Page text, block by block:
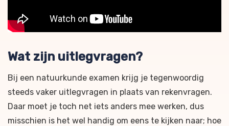
Wat zijn uitlegvragen?
Bij een natuurkunde examen krijg je tegenwoordig
steeds vaker uitlegvragen in plaats van rekenvragen.
Daar moet je toch net iets anders mee werken, dus
misschien is het wel handig om eens te kijken naar; hoe